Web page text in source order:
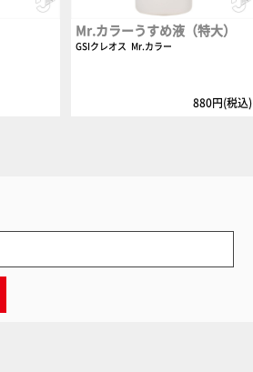
Mr.カラーうすめ液（特大）
GSIクレオス Mr.カラー
880円(税込)